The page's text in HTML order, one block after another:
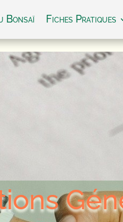
Bonsaï Fiches Pratiques